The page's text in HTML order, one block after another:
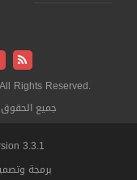
Rights Reserved.
جميع
3.3.1
برمجة